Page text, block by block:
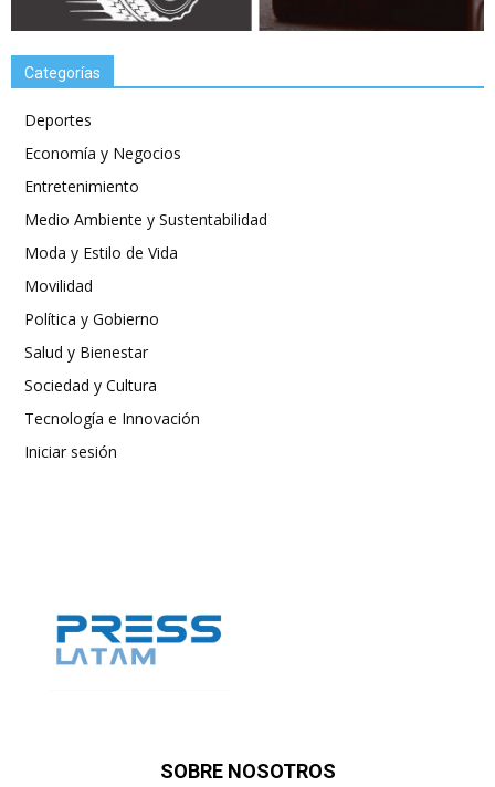
Categorías
Deportes
Economía y Negocios
Entretenimiento
Medio Ambiente y Sustentabilidad
Moda y Estilo de Vida
Movilidad
Política y Gobierno
Salud y Bienestar
Sociedad y Cultura
Tecnología e Innovación
Iniciar sesión
SOBRE NOSOTROS